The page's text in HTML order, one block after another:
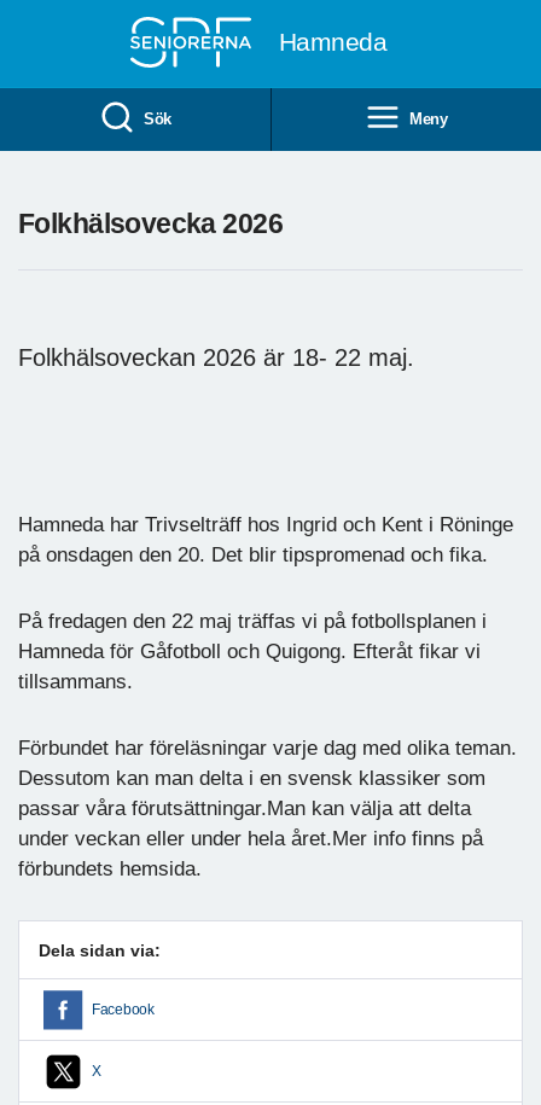
Hamneda
Sök Meny
Folkhälsovecka 2026
Folkhälsoveckan 2026 är 18- 22 maj.
Hamneda har Trivselträff hos Ingrid och Kent i Röninge
på onsdagen den 20. Det blir tipspromenad och fika.
På fredagen den 22 maj träffas vi på fotbollsplanen i
Hamneda för Gåfotboll och Quigong. Efteråt fikar vi
tillsammans.
Förbundet har föreläsningar varje dag med olika teman.
Dessutom kan man delta i en svensk klassiker som
passar våra förutsättningar.Man kan välja att delta
under veckan eller under hela året.Mer info finns på
förbundets hemsida.
Dela sidan via:
Facebook
X